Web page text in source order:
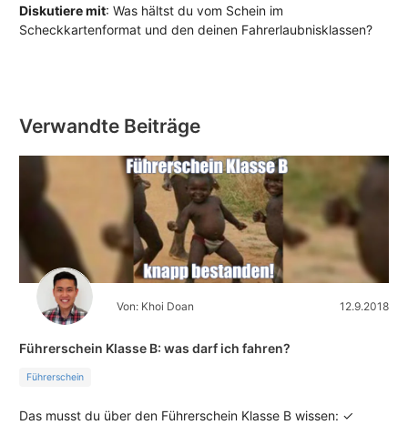
Diskutiere mit: Was hältst du vom Schein im
Scheckkartenformat und den deinen Fahrerlaubnisklassen?
Verwandte Beiträge
Von: Khoi Doan 12.9.2018
Führerschein Klasse B: was darf ich fahren?
Führerschein
Das musst du über den Führerschein Klasse B wissen: ✓